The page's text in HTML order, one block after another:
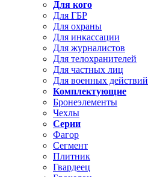
Для кого
Для ГБР
Для охраны
Для инкассации
Для журналистов
Для телохранителей
Для частных лиц
Для военных действий
Комплектующие
Бронеэлементы
Чехлы
Серии
Фагор
Сегмент
Плитник
Гвардеец